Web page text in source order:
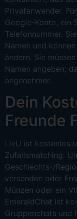
Privatanwender.
Google-Konto, ein
Telefonnummer.
Namen und
ändern. Sie
Namen angeben;
angenehmer.
Dein
Freunde
LivU ist kostenlos
Zufallsmatching.
Geschlechts-/
versenden oder
Münzen oder ein
EmeraldChat ist
Gruppenchats und